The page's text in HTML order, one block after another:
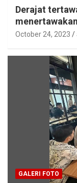
Derajat
October 24, 2023
GALERI FOTO